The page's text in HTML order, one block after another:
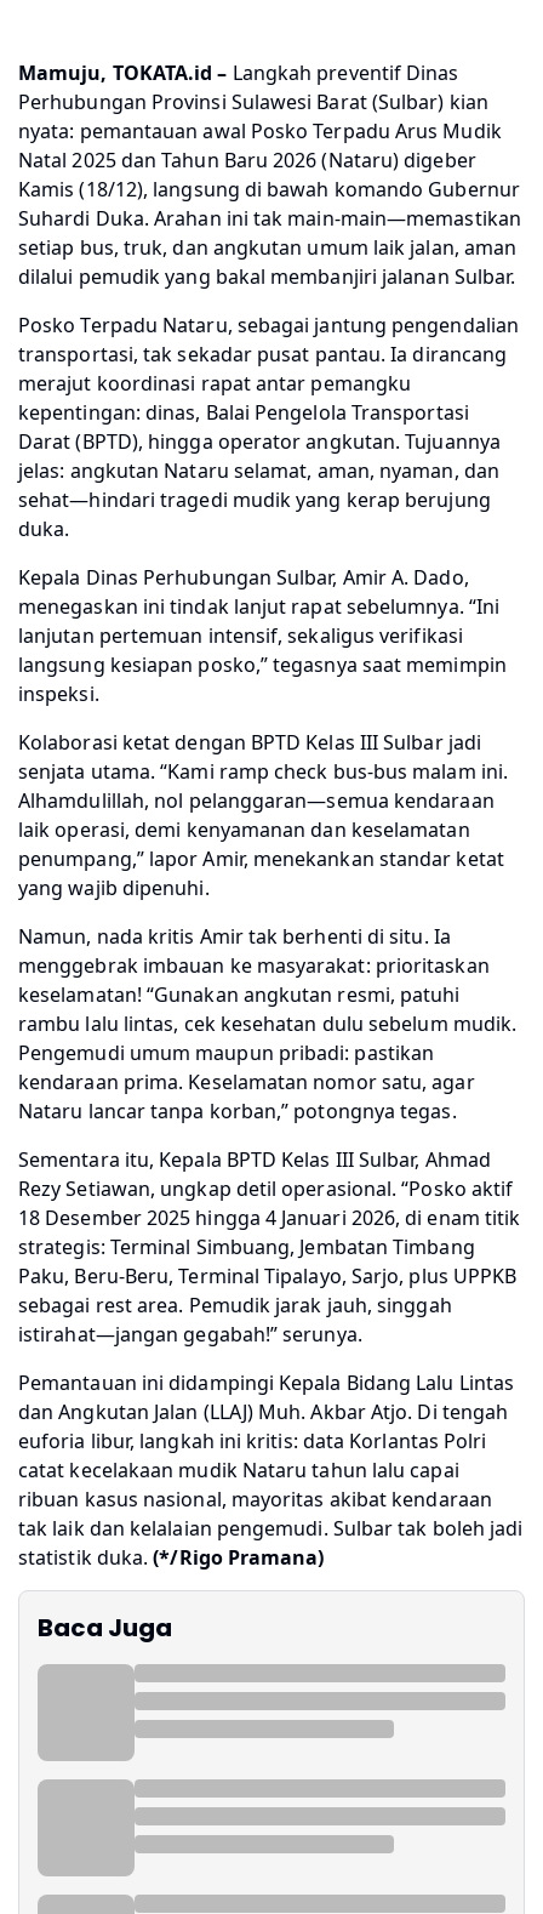
Mamuju, TOKATA.id – Langkah preventif Dinas
Perhubungan Provinsi Sulawesi Barat (Sulbar) kian
nyata: pemantauan awal Posko Terpadu Arus Mudik
Natal 2025 dan Tahun Baru 2026 (Nataru) digeber
Kamis (18/12), langsung di bawah komando Gubernur
Suhardi Duka. Arahan ini tak main-main—memastikan
setiap bus, truk, dan angkutan umum laik jalan, aman
dilalui pemudik yang bakal membanjiri jalanan Sulbar.
Posko Terpadu Nataru, sebagai jantung pengendalian
transportasi, tak sekadar pusat pantau. Ia dirancang
merajut koordinasi rapat antar pemangku
kepentingan: dinas, Balai Pengelola Transportasi
Darat (BPTD), hingga operator angkutan. Tujuannya
jelas: angkutan Nataru selamat, aman, nyaman, dan
sehat—hindari tragedi mudik yang kerap berujung
duka.
Kepala Dinas Perhubungan Sulbar, Amir A. Dado,
menegaskan ini tindak lanjut rapat sebelumnya. “Ini
lanjutan pertemuan intensif, sekaligus verifikasi
langsung kesiapan posko,” tegasnya saat memimpin
inspeksi.
Kolaborasi ketat dengan BPTD Kelas III Sulbar jadi
senjata utama. “Kami ramp check bus-bus malam ini.
Alhamdulillah, nol pelanggaran—semua kendaraan
laik operasi, demi kenyamanan dan keselamatan
penumpang,” lapor Amir, menekankan standar ketat
yang wajib dipenuhi.
Namun, nada kritis Amir tak berhenti di situ. Ia
menggebrak imbauan ke masyarakat: prioritaskan
keselamatan! “Gunakan angkutan resmi, patuhi
rambu lalu lintas, cek kesehatan dulu sebelum mudik.
Pengemudi umum maupun pribadi: pastikan
kendaraan prima. Keselamatan nomor satu, agar
Nataru lancar tanpa korban,” potongnya tegas.
Sementara itu, Kepala BPTD Kelas III Sulbar, Ahmad
Rezy Setiawan, ungkap detil operasional. “Posko aktif
18 Desember 2025 hingga 4 Januari 2026, di enam titik
strategis: Terminal Simbuang, Jembatan Timbang
Paku, Beru-Beru, Terminal Tipalayo, Sarjo, plus UPPKB
sebagai rest area. Pemudik jarak jauh, singgah
istirahat—jangan gegabah!” serunya.
Pemantauan ini didampingi Kepala Bidang Lalu Lintas
dan Angkutan Jalan (LLAJ) Muh. Akbar Atjo. Di tengah
euforia libur, langkah ini kritis: data Korlantas Polri
catat kecelakaan mudik Nataru tahun lalu capai
ribuan kasus nasional, mayoritas akibat kendaraan
tak laik dan kelalaian pengemudi. Sulbar tak boleh jadi
statistik duka.(*/Rigo Pramana)
Baca Juga